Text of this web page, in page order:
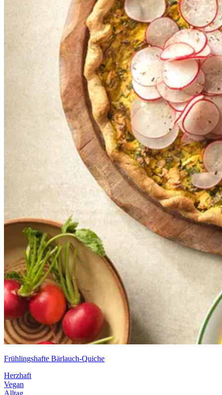
Frühlingshafte Bärlauch-Quiche
Herzhaft
Vegan
Alltag